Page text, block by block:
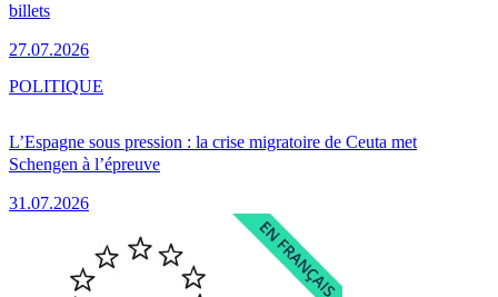
billets
27.07.2026
L’Espagne sous pression : la crise migratoire de Ceuta met
Schengen à l’épreuve
31.07.2026
POLITIQUE